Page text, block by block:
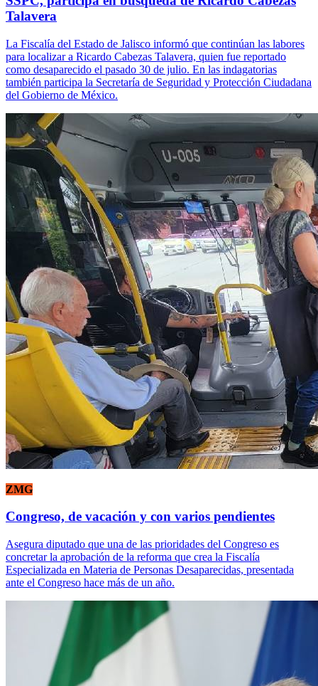
Talavera
La Fiscalía del Estado de Jalisco informó que continúan las labores
para localizar a Ricardo Cabezas Talavera, quien fue reportado
como desaparecido el pasado 30 de julio. En las indagatorias
también participa la Secretaría de Seguridad y Protección Ciudadana
del Gobierno de México.
ZMG
Congreso, de vacación y con varios pendientes
Asegura diputado que una de las prioridades del Congreso es
concretar la aprobación de la reforma que crea la Fiscalía
Especializada en Materia de Personas Desaparecidas, presentada
ante el Congreso hace más de un año.